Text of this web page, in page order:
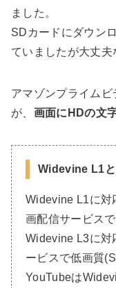
ました。
SDカードにダウン
ていましたが大丈夫
アマゾンプライム
が、 画面にHDの文
Widevine L1
Widevine L1に対
画配信サービス
Widevine L3に対
ービスで低画質
YouTubeは